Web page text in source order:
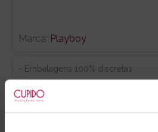
Marca: Playboy
- Embalagens 100% discretas
Após as 16:00 h, a sua encomenda
horas, dias úteis. Portugal e